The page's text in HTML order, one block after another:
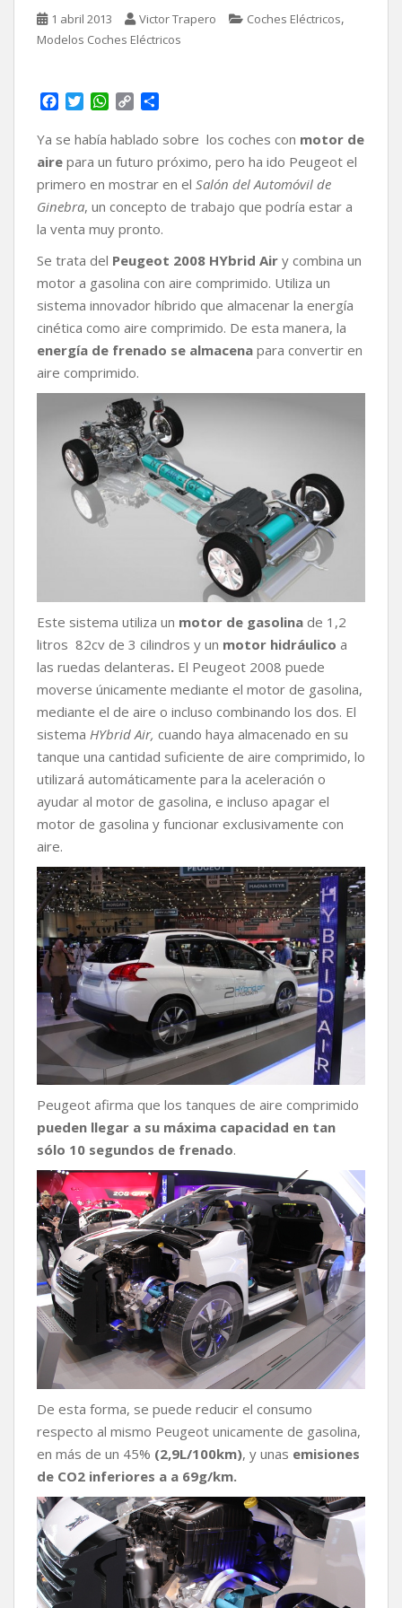
1 abril 2013 Victor Trapero Coches Eléctricos,
Modelos Coches Eléctricos
c
e
b
o
o
k
i
t
t
e
r
W
a
t
s
A
p
p
p
y
L
i
n
k
m
p
a
r
t
i
Ya se había hablado sobre los coches con motor de
aire para un futuro próximo, pero ha ido Peugeot el
primero en mostrar en el Salón del Automóvil de
Ginebra, un concepto de trabajo que podría estar a
la venta muy pronto.
Se trata del Peugeot 2008 HYbrid Air y combina un
motor a gasolina con aire comprimido. Utiliza un
sistema innovador híbrido que almacenar la energía
cinética como aire comprimido. De esta manera, la
energía de frenado se almacena para convertir en
aire comprimido.
Este sistema utiliza un motor de gasolina de 1,2
litros 82cv de 3 cilindros y un motor hidráulico a
las ruedas delanteras. El Peugeot 2008 puede
moverse únicamente mediante el motor de gasolina,
mediante el de aire o incluso combinando los dos. El
sistema HYbrid Air, cuando haya almacenado en su
tanque una cantidad suficiente de aire comprimido, lo
utilizará automáticamente para la aceleración o
ayudar al motor de gasolina, e incluso apagar el
motor de gasolina y funcionar exclusivamente con
aire.
Peugeot afirma que los tanques de aire comprimido
pueden llegar a su máxima capacidad en tan
sólo 10 segundos de frenado.
De esta forma, se puede reducir el consumo
respecto al mismo Peugeot unicamente de gasolina,
en más de un 45% (2,9L/100km), y unas emisiones
de CO2 inferiores a a 69g/km.